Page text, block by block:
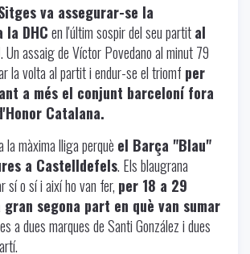
va assegurar-se la
DHCen l'últim sospir del seu partital
. Un assaig de Víctor Povedano al minut 79
la volta al partit i endur-se el triomf per
a més el conjunt barceloní fora
Catalana.
la màxima lliga perquè el Barça "Blau"
a Castelldefels. Els blaugrana
sí o sí i així ho van fer, per 18 a 29
segona part en què van sumar
a dues marques de Santi González i dues